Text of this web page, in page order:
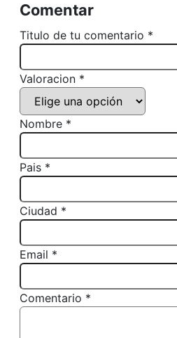
Comentar
Titulo de tu comentario *
Valoracion *
Nombre *
Pais *
Ciudad *
Email *
Comentario *